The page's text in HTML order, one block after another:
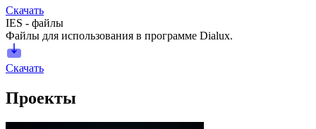
Скачать
IES - файлы
Файлы для использования в программе Dialux.
Скачать
Проекты